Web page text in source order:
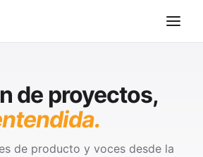
de proyectos,
de producto y voces desde la